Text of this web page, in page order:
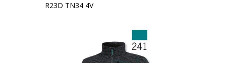
R23D TN34 4V